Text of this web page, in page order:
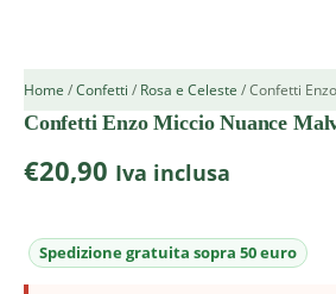
Home /Confetti / Rosa e Celeste / Confetti
Confetti Enzo Miccio Nuance
€20,90 Iva inclusa